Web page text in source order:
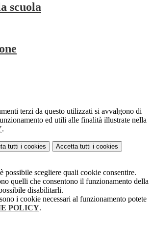
scuola
terzi da questo utilizzati si avvalgono di
ed utili alle finalità illustrate nella
.
tutti i cookies Accetta tutti i cookies
possibile scegliere quali cookie consentire.
quelli che consentono il funzionamento della
disabilitarli.
i cookie necessari al funzionamento potete
POLICY.